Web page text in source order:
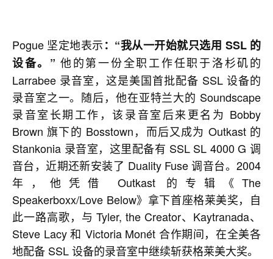
Pogue 坚定地表示：“我从一开始就只选用 SSL 的
设备。” 他的第一份全职工作任职于洛杉矶的
Larrabee 录音室，这是美国首批配备 SSL 设备的
录音室之一。随后，他在亚特兰大的 Soundscape
录音室长期工作，该录音室后来更名为 Bobby
Brown 旗下的 Bosstown，而后又成为 Outkast 的
Stankonia 录音室，这里配备有 SSL SL 4000 G 调
音台，近期还新安装了 Duality Fuse 调音台。2004
年，他凭借 Outkast 的专辑《The
Speakerboxx/Love Below》拿下首座格莱美奖，自
此一路高歌，与 Tyler, the Creator、Kaytranada、
Steve Lacy 和 Victoria Monét 合作期间，在全美各
地配备 SSL 设备的录音室中继续斩获格莱美大奖。